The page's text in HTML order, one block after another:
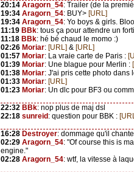
20:14 Aragorn_54: Trailer (de la
19:34 Aragorn_54: BUY> [URL]
19:34 Aragorn_54: Yo boys & girls.
11:19 BBk: tous ça pour attendre un
11:18 BBk: hé bé chaud le momo :)
02:26 Moriar: [URL] & [URL]
01:57 Moriar: La vraie carte de Paris :
01:39 Moriar: Une blague pour Merlin :
01:38 Moriar: J'ai pris cette photo dans
01:33 Moriar: [URL]
01:23 Moriar: Un dlc pour BF3 ou
22:32 BBk: nop plus de maj dsl
22:18 sunreid : question pour BBK :
16:28 Destroyer: dommage qu'il
02:29 Aragorn_54: "Of course this is
engine."
02:28 Aragorn_54: wtf, la vitesse à